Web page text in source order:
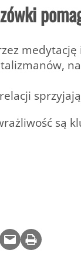
medytację
są
Email this Page Print this Page